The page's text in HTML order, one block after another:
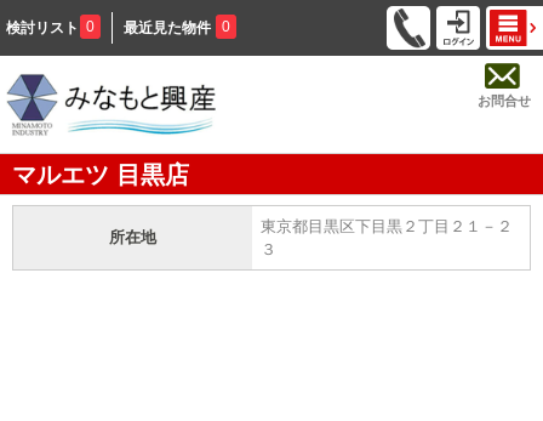
検討リスト 0 最近見た物件 0
お問合せ
マルエツ 目黒店
所在地
東京都目黒区下目黒２丁目２１－２
３